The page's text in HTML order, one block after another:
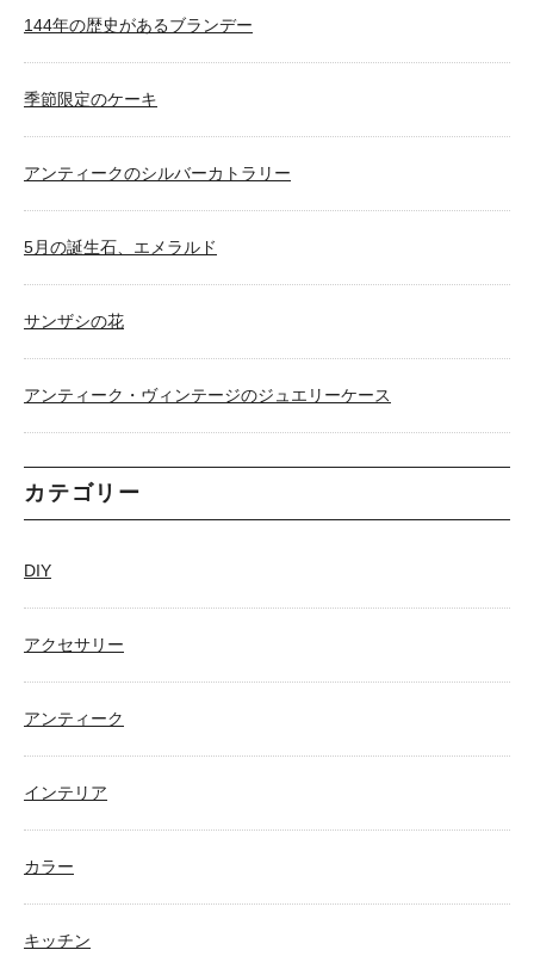
144年の歴史があるブランデー
季節限定のケーキ
アンティークのシルバーカトラリー
5月の誕生石、エメラルド
サンザシの花
アンティーク・ヴィンテージのジュエリーケース
カテゴリー
DIY
アクセサリー
アンティーク
インテリア
カラー
キッチン